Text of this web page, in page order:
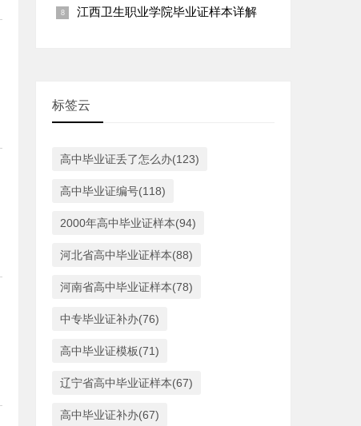
江西卫生职业学院毕业证样本详解
标签云
高中毕业证丢了怎么办(123)
高中毕业证编号(118)
2000年高中毕业证样本(94)
河北省高中毕业证样本(88)
河南省高中毕业证样本(78)
中专毕业证补办(76)
高中毕业证模板(71)
辽宁省高中毕业证样本(67)
高中毕业证补办(67)